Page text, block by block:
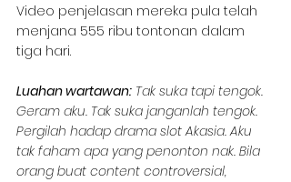
Video penjelasan mereka pula telah
menjana 555 ribu tontonan dalam
tiga hari.
Luahan wartawan: Tak suka tapi tengok.
Geram aku. Tak suka janganlah tengok.
Pergilah hadap drama slot Akasia. Aku
tak faham apa yang penonton nak. Bila
orang buat content controversial,